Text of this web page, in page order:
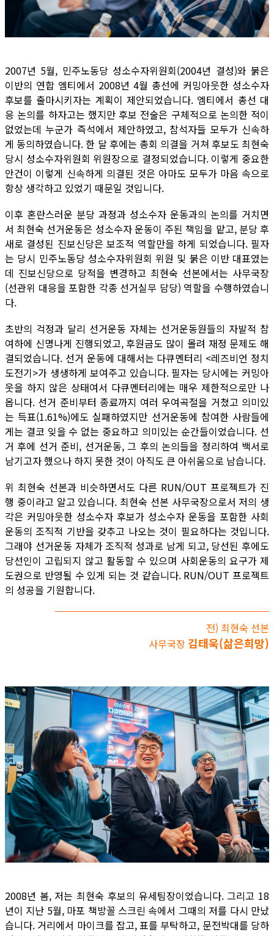
2007년 5월, 민주노동당 성소수자위원회(2004년 결성)와 붉은
이반의 연합 엠티에서 2008년 4월 총선에 커밍아웃한 성소수자
후보를 출마시키자는 계획이 제안되었습니다. 엠티에서 총선 대
응 논의를 하자고는 했지만 후보 전술은 구체적으로 논의한 적이
없었는데 누군가 즉석에서 제안하였고, 참석자들 모두가 신속하
게 동의하였습니다. 한 달 후에는 총회 의결을 거쳐 후보도 최현숙
당시 성소수자위원회 위원장으로 결정되었습니다. 이렇게 중요한
안건이 이렇게 신속하게 의결된 것은 아마도 모두가 마음 속으로
항상 생각하고 있었기 때문일 것입니다.
이후 혼란스러운 분당 과정과 성소수자 운동과의 논의를 거치면
서 최현숙 선거운동은 성소수자 운동이 주된 책임을 맡고, 분당 후
새로 결성된 진보신당은 보조적 역할만을 하게 되었습니다. 필자
는 당시 민주노동당 성소수자위원회 위원 및 붉은 이반 대표였는
데 진보신당으로 당적을 변경하고 최현숙 선본에서는 사무국장
(선관위 대응을 포함한 각종 선거실무 담당) 역할을 수행하였습니
다.
초반의 걱정과 달리 선거운동 자체는 선거운동원들의 자발적 참
여하에 신명나게 진행되었고, 후원금도 많이 몰려 재정 문제도 해
결되었습니다. 선거 운동에 대해서는 다큐멘터리 <레즈비언 정치
도전기>가 생생하게 보여주고 있습니다. 필자는 당시에는 커밍아
웃을 하지 않은 상태여서 다큐멘터리에는 매우 제한적으로만 나
옵니다. 선거 준비부터 종료까지 여러 우여곡절을 거쳤고 의미있
는 득표(1.61%)에도 실패하였지만 선거운동에 참여한 사람들에
게는 결코 잊을 수 없는 중요하고 의미있는 순간들이었습니다. 선
거 후에 선거 준비, 선거운동, 그 후의 논의들을 정리하여 백서로
남기고자 했으나 하지 못한 것이 아직도 큰 아쉬움으로 남습니다.
위 최현숙 선본과 비슷하면서도 다른 RUN/OUT 프로젝트가 진
행 중이라고 알고 있습니다. 최현숙 선본 사무국장으로서 저의 생
각은 커밍아웃한 성소수자 후보가 성소수자 운동을 포함한 사회
운동의 조직적 기반을 갖추고 나오는 것이 필요하다는 것입니다.
그래야 선거운동 자체가 조직적 성과로 남게 되고, 당선된 후에도
당선인이 고립되지 않고 활동할 수 있으며 사회운동의 요구가 제
도권으로 반영될 수 있게 되는 것 같습니다. RUN/OUT 프로젝트
의 성공을 기원합니다.
전) 최현숙 선본
사무국장 김태욱(삶은희망)
2008년 봄, 저는 최현숙 후보의 유세팀장이었습니다. 그리고 18
년이 지난 5월, 마포 책방꼴 스크린 속에서 그때의 저를 다시 만났
습니다. 거리에서 마이크를 잡고, 표를 부탁하고, 문전박대를 당하